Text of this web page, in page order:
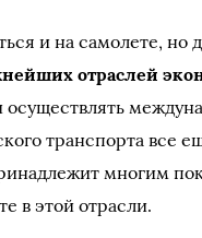
и на самолете, но
отраслей
осуществлять
транспорта все
многим
в этой отрасли.